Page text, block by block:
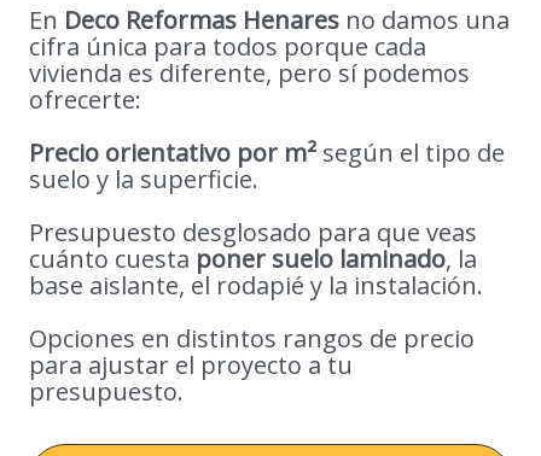
En Deco Reformas Henares no damos una
cifra única para todos porque cada
vivienda es diferente, pero sí podemos
ofrecerte:
Precio orientativo por m² según el tipo de
suelo y la superficie.
Presupuesto desglosado para que veas
cuánto cuesta poner suelo laminado, la
base aislante, el rodapié y la instalación.
Opciones en distintos rangos de precio
para ajustar el proyecto a tu
presupuesto.